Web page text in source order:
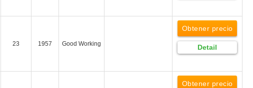
23 1957 Good Working
Obtener precio
Detail
Obtener precio